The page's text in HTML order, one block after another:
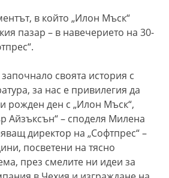
в който „Илон Мъск“
пазар – в навечерието на 30-
започнало своята история с
за нас е привилегия да
рожден ден с „Илон Мъск“,
Айзъксън“ – споделя Милена
директор на „Софтпрес“ –
посветени на тясно
през смелите ни идеи за